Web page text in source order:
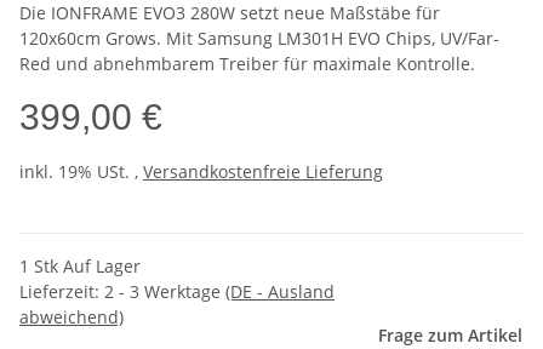
Die IONFRAME EVO3 280W setzt neue Maßstäbe für
120x60cm Grows. Mit Samsung LM301H EVO Chips, UV/Far-
Red und abnehmbarem Treiber für maximale Kontrolle.
399,00 €
inkl. 19% USt. , Versandkostenfreie Lieferung
1 Stk Auf Lager
Lieferzeit: 2 - 3 Werktage (DE - Ausland
abweichend)
Frage zum Artikel